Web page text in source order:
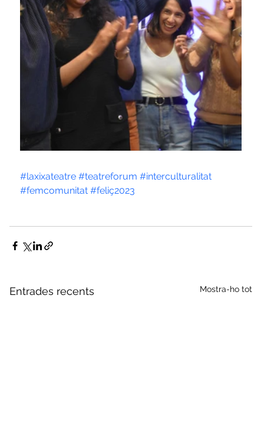
#laxixateatre #teatreforum #interculturalitat
#femcomunitat #feliç2023
Entrades recents Mostra-ho tot